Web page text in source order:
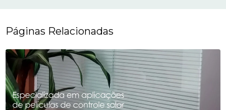
Páginas Relacionadas